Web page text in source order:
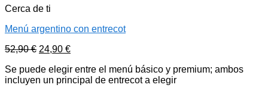
Cerca de ti
Menú argentino con entrecot
52,90€ 24,90 €
Se puede elegir entre el menú básico y premium; ambos
incluyen un principal de entrecot a elegir